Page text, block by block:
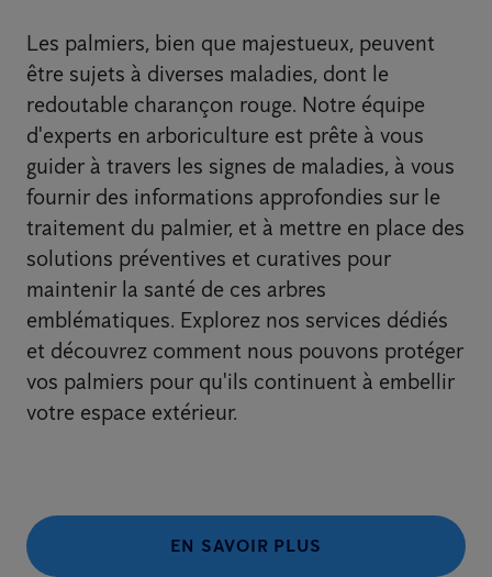
Les palmiers, bien que majestueux, peuvent
être sujets à diverses maladies, dont le
redoutable charançon rouge. Notre équipe
d'experts en arboriculture est prête à vous
guider à travers les signes de maladies, à vous
fournir des informations approfondies sur le
traitement du palmier, et à mettre en place des
solutions préventives et curatives pour
maintenir la santé de ces arbres
emblématiques. Explorez nos services dédiés
et découvrez comment nous pouvons protéger
vos palmiers pour qu'ils continuent à embellir
votre espace extérieur.
EN SAVOIR PLUS